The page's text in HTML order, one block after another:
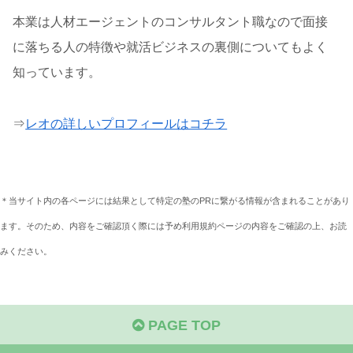
本業は人材エージェントのコンサルタント職なので面接
に落ちる人の特徴や就活ビジネスの裏側についてもよく
知っています。
⇒レオの詳しいプロフィールはコチラ
＊当サイト内の各ページには結果として特定の塾のPRに繋がる情報が含まれることがあり
ます。そのため、内容をご確認頂く際には予め利用規約ページの内容をご確認の上、お読
みください。
PAGE TOP